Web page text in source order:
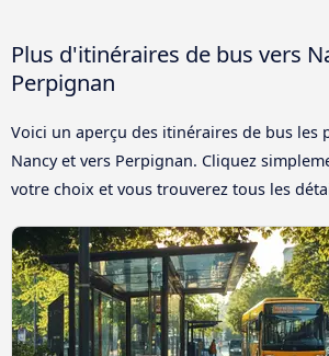
Plus d'itinéraires de bus vers
Perpignan
Voici un aperçu des itinéraires de bus les
Nancy et vers Perpignan. Cliquez
votre choix et vous trouverez tous les